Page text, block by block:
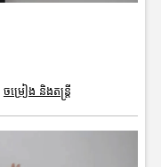
ចម្រៀង និងតន្ត្រី